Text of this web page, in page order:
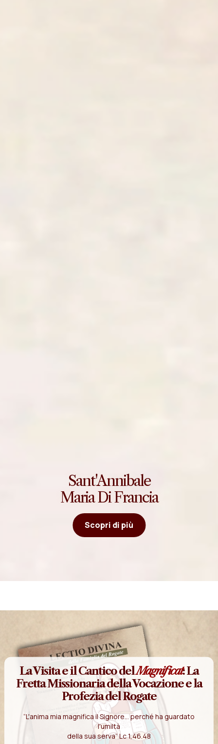
Sant'Annibale
Maria Di Francia
Scopri di più
La Visita e il Cantico delMagnificat: La
Fretta Missionaria della Vocazione e la
Profezia del Rogate
“L'anima mia magnifica il Signore... perché ha guardato
l'umiltà
della sua serva” Lc 1,46.48